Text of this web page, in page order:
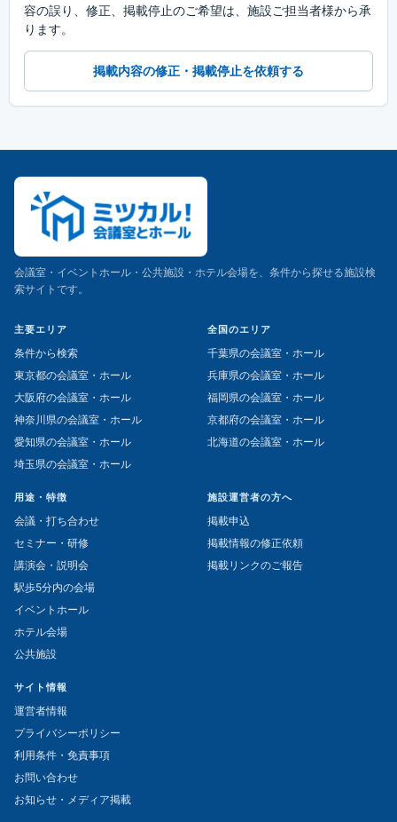
容の誤り、修正、掲載停止のご希望は、施設ご担当者様から承
ります。
掲載内容の修正・掲載停止を依頼する
会議室・イベントホール・公共施設・ホテル会場を、条件から探せる施設検
索サイトです。
主要エリア
条件から検索
東京都の会議室・ホール
大阪府の会議室・ホール
神奈川県の会議室・ホール
愛知県の会議室・ホール
埼玉県の会議室・ホール
全国のエリア
千葉県の会議室・ホール
兵庫県の会議室・ホール
福岡県の会議室・ホール
京都府の会議室・ホール
北海道の会議室・ホール
用途・特徴
会議・打ち合わせ
セミナー・研修
講演会・説明会
駅歩5分内の会場
イベントホール
ホテル会場
公共施設
施設運営者の方へ
掲載申込
掲載情報の修正依頼
掲載リンクのご報告
サイト情報
運営者情報
プライバシーポリシー
利用条件・免責事項
お問い合わせ
お知らせ・メディア掲載